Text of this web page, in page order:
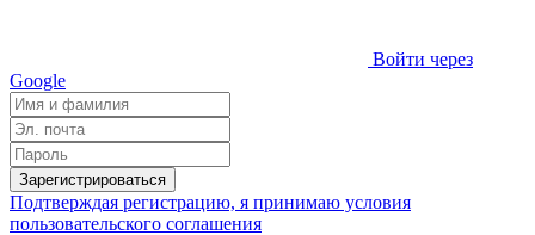
Войти через
Google
Зарегистрироваться
Подтверждая регистрацию, я принимаю условия
пользовательского соглашения